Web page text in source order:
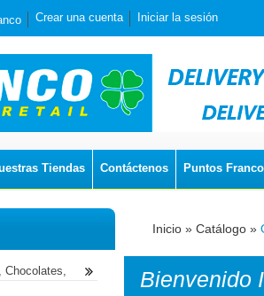
Crear una cuenta Iniciar la sesión
Tiendas Contáctenos Puntos Franco
Inicio » Catálogo »
Bienvenido
Chocolates,